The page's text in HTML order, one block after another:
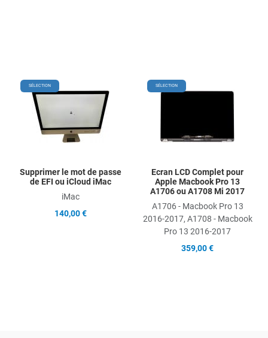
SÉLECTION Add to Wishlist
Quick View
Supprimer le mot de passe
de EFI ou iCloud iMac
iMac
140,00 €
SÉLECTION
Ecran LCD Complet pour
Apple Macbook Pro 13
A1706 ou A1708 Mi 2017
A1706 - Macbook Pro 13
2016-2017, A1708 - Macbook
Pro 13 2016-2017
359,00 €